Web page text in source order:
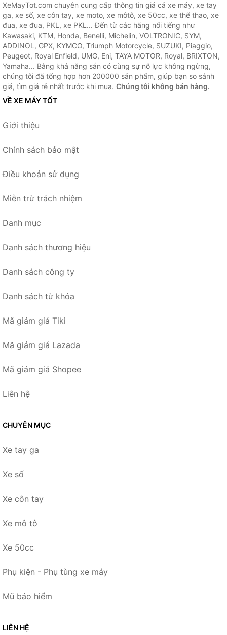
XeMayTot.com chuyên cung cấp thông tin giá cả xe máy, xe tay
ga, xe số, xe côn tay, xe moto, xe môtô, xe 50cc, xe thể thao, xe
đua, xe đua, PKL, xe PKL... Đến từ các hãng nổi tiếng như
Kawasaki, KTM, Honda, Benelli, Michelin, VOLTRONIC, SYM,
ADDINOL, GPX, KYMCO, Triumph Motorcycle, SUZUKI, Piaggio,
Peugeot, Royal Enfield, UMG, Eni, TAYA MOTOR, Royal, BRIXTON,
Yamaha... Bằng khả năng sẵn có cùng sự nỗ lực không ngừng,
chúng tôi đã tổng hợp hơn 200000 sản phẩm, giúp bạn so sánh
giá, tìm giá rẻ nhất trước khi mua. Chúng tôi không bán hàng.
VỀ XE MÁY TỐT
Giới thiệu
Chính sách bảo mật
Điều khoản sử dụng
Miễn trừ trách nhiệm
Danh mục
Danh sách thương hiệu
Danh sách công ty
Danh sách từ khóa
Mã giảm giá Tiki
Mã giảm giá Lazada
Mã giảm giá Shopee
Liên hệ
CHUYÊN MỤC
Xe tay ga
Xe số
Xe côn tay
Xe mô tô
Xe 50cc
Phụ kiện - Phụ tùng xe máy
Mũ bảo hiểm
LIÊN HỆ